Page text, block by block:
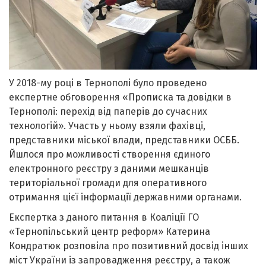
У 2018-му році в Тернополі було проведено
експертне обговорення «Прописка та довідки в
Тернополі: перехід від паперів до сучасних
технологій». Участь у ньому взяли фахівці,
представники міської влади, представники ОСББ.
Йшлося про можливості створення єдиного
електронного реєстру з даними мешканців
територіальної громади для оперативного
отримання цієї інформації державними органами.
Експертка з даного питання в Коаліції ГО
«Тернопільський центр реформ» Катерина
Кондратюк розповіла про позитивний досвід інших
міст України із запровадження реєстру, а також